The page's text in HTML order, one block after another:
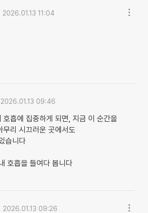
2026.01.13 11:04
2026.01.13 09:46
호흡에 집중하게 되면, 지금 이 순간을
무리 시끄러운 곳에서도
습니다
호흡을 들여다 봅니다
2026.01.13 09:26